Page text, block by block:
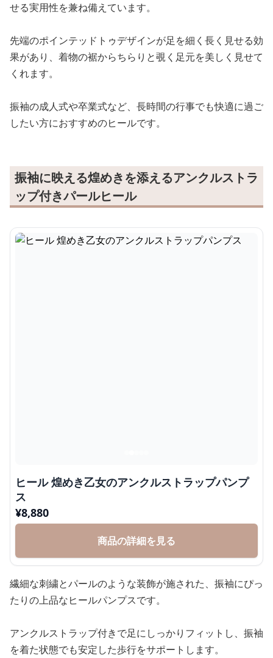
せる実用性を兼ね備えています。
先端のポインテッドトゥデザインが足を細く長く見せる効
果があり、着物の裾からちらりと覗く足元を美しく見せて
くれます。
振袖の成人式や卒業式など、長時間の行事でも快適に過ご
したい方におすすめのヒールです。
振袖に映える煌めきを添えるアンクルストラ
ップ付きパールヒール
ヒール 煌めき乙女のアンクルストラップパンプ
ス
¥8,880
商品の詳細を見る
繊細な刺繍とパールのような装飾が施された、振袖にぴっ
たりの上品なヒールパンプスです。
アンクルストラップ付きで足にしっかりフィットし、振袖
を着た状態でも安定した歩行をサポートします。